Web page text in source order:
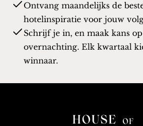
Ontvang maandelijks de
hotelinspiratie voor jouw
Schrijf je in, en maak kans
overnachting. Elk kwartaal
winnaar.